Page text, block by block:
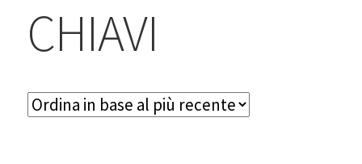
Contatti & Assistenza
CHIAVI